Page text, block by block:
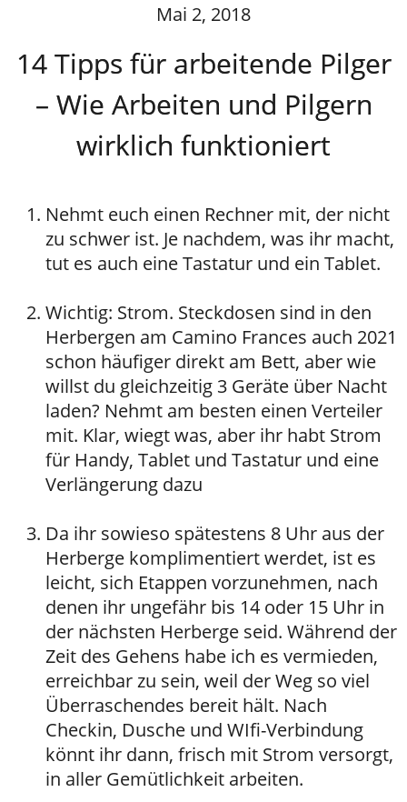
Mai 2, 2018
14 Tipps für arbeitende Pilger
– Wie Arbeiten und Pilgern
wirklich funktioniert
Nehmt euch einen Rechner mit, der nicht
zu schwer ist. Je nachdem, was ihr macht,
tut es auch eine Tastatur und ein Tablet.
Wichtig: Strom. Steckdosen sind in den
Herbergen am Camino Frances auch 2021
schon häufiger direkt am Bett, aber wie
willst du gleichzeitig 3 Geräte über Nacht
laden? Nehmt am besten einen Verteiler
mit. Klar, wiegt was, aber ihr habt Strom
für Handy, Tablet und Tastatur und eine
Verlängerung dazu
Da ihr sowieso spätestens 8 Uhr aus der
Herberge komplimentiert werdet, ist es
leicht, sich Etappen vorzunehmen, nach
denen ihr ungefähr bis 14 oder 15 Uhr in
der nächsten Herberge seid. Während der
Zeit des Gehens habe ich es vermieden,
erreichbar zu sein, weil der Weg so viel
Überraschendes bereit hält. Nach
Checkin, Dusche und WIfi-Verbindung
könnt ihr dann, frisch mit Strom versorgt,
in aller Gemütlichkeit arbeiten.